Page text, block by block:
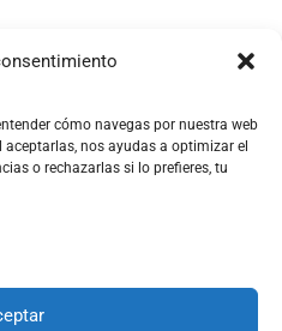
cómo navegas por nuestra web
nos ayudas a optimizar el
o rechazarlas si lo prefieres, tu
derechos reservados.